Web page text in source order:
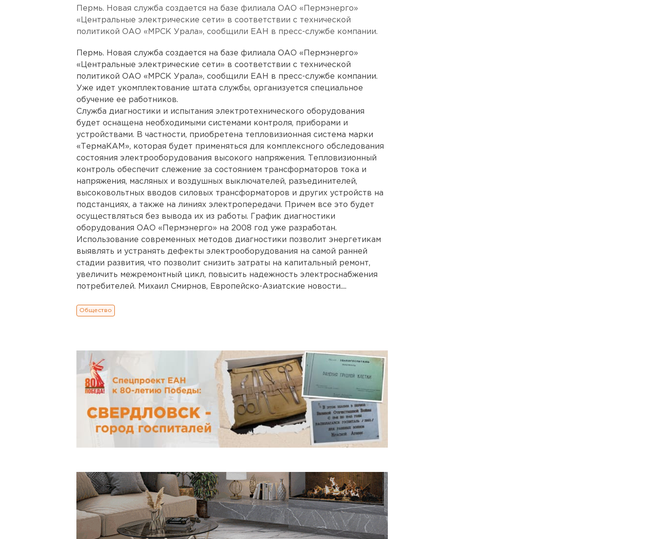
Пермь. Новая служба создается на базе филиала ОАО «Пермэнерго»
«Центральные электрические сети» в соответствии с технической
политикой ОАО «МРСК Урала», сообщили ЕАН в пресс-службе компании.
Пермь. Новая служба создается на базе филиала ОАО «Пермэнерго»
«Центральные электрические сети» в соответствии с технической
политикой ОАО «МРСК Урала», сообщили ЕАН в пресс-службе компании.
Уже идет укомплектование штата службы, организуется специальное
обучение ее работников.
Служба диагностики и испытания электротехнического оборудования
будет оснащена необходимыми системами контроля, приборами и
устройствами. В частности, приобретена тепловизионная система марки
«ТермаКАМ», которая будет применяться для комплексного обследования
состояния электрооборудования высокого напряжения. Тепловизионный
контроль обеспечит слежение за состоянием трансформаторов тока и
напряжения, масляных и воздушных выключателей, разъединителей,
высоковольтных вводов силовых трансформаторов и других устройств на
подстанциях, а также на линиях электропередачи. Причем все это будет
осуществляться без вывода их из работы. График диагностики
оборудования ОАО «Пермэнерго» на 2008 год уже разработан.
Использование современных методов диагностики позволит энергетикам
выявлять и устранять дефекты электрооборудования на самой ранней
стадии развития, что позволит снизить затраты на капитальный ремонт,
увеличить межремонтный цикл, повысить надежность электроснабжения
потребителей. Михаил Смирнов, Европейско-Азиатские новости....
Общество